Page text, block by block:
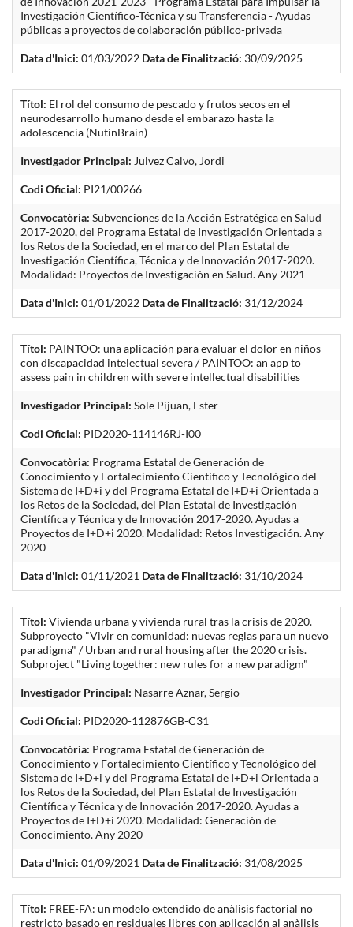
Investigación Científico-Técnica y su Transferencia - Ayudas
públicas a proyectos de colaboración público-privada
Data d'Inici: 01/03/2022 Data de Finalització: 30/09/2025
Títol: El rol del consumo de pescado y frutos secos en el
neurodesarrollo humano desde el embarazo hasta la
adolescencia (NutinBrain)
Investigador Principal: Julvez Calvo, Jordi
Codi Oficial: PI21/00266
Convocatòria: Subvenciones de la Acción Estratégica en Salud
2017-2020, del Programa Estatal de Investigación Orientada a
los Retos de la Sociedad, en el marco del Plan Estatal de
Investigación Científica, Técnica y de Innovación 2017-2020.
Modalidad: Proyectos de Investigación en Salud. Any 2021
Data d'Inici: 01/01/2022 Data de Finalització: 31/12/2024
Títol: PAINTOO: una aplicación para evaluar el dolor en niños
con discapacidad intelectual severa / PAINTOO: an app to
assess pain in children with severe intellectual disabilities
Investigador Principal: Sole Pijuan, Ester
Codi Oficial: PID2020-114146RJ-I00
Convocatòria: Programa Estatal de Generación de
Conocimiento y Fortalecimiento Científico y Tecnológico del
Sistema de I+D+i y del Programa Estatal de I+D+i Orientada a
los Retos de la Sociedad, del Plan Estatal de Investigación
Científica y Técnica y de Innovación 2017-2020. Ayudas a
Proyectos de I+D+i 2020. Modalidad: Retos Investigación. Any
2020
Data d'Inici: 01/11/2021 Data de Finalització: 31/10/2024
Títol: Vivienda urbana y vivienda rural tras la crisis de 2020.
Subproyecto "Vivir en comunidad: nuevas reglas para un nuevo
paradigma" / Urban and rural housing after the 2020 crisis.
Subproject "Living together: new rules for a new paradigm"
Investigador Principal: Nasarre Aznar, Sergio
Codi Oficial: PID2020-112876GB-C31
Convocatòria: Programa Estatal de Generación de
Conocimiento y Fortalecimiento Científico y Tecnológico del
Sistema de I+D+i y del Programa Estatal de I+D+i Orientada a
los Retos de la Sociedad, del Plan Estatal de Investigación
Científica y Técnica y de Innovación 2017-2020. Ayudas a
Proyectos de I+D+i 2020. Modalidad: Generación de
Conocimiento. Any 2020
Data d'Inici: 01/09/2021 Data de Finalització: 31/08/2025
Títol: FREE-FA: un modelo extendido de anàlisis factorial no
restricto basado en residuales libres con aplicación al anàlisis